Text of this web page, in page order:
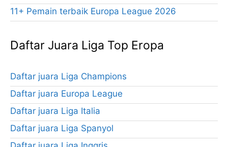
11+ Pemain terbaik Europa League 2026
Daftar Juara Liga Top Eropa
Daftar juara Liga Champions
Daftar juara Europa League
Daftar juara Liga Italia
Daftar juara Liga Spanyol